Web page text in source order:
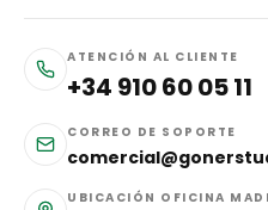
ATENCIÓN AL CLIENTE
+34 910 60 05 11
CORREO DE SOPORTE
UBICACIÓN OFICINA